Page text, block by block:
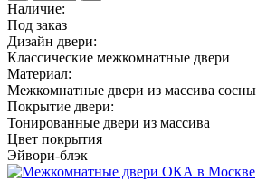
Наличие:
Под заказ
Дизайн двери:
Классические межкомнатные двери
Материал:
Межкомнатные двери из массива сосны
Покрытие двери:
Тонированные двери из массива
Цвет покрытия
Эйвори-блэк